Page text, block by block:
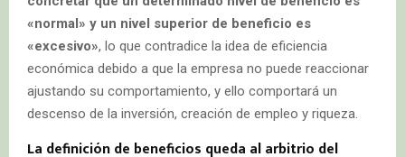
«normal» y un nivel superior de beneficio es
«excesivo», lo que contradice la idea de eficiencia
económica debido a que la empresa no puede reaccionar
ajustando su comportamiento, y ello comportará un
descenso de la inversión, creación de empleo y riqueza.
La definición de beneficios queda al arbitrio del